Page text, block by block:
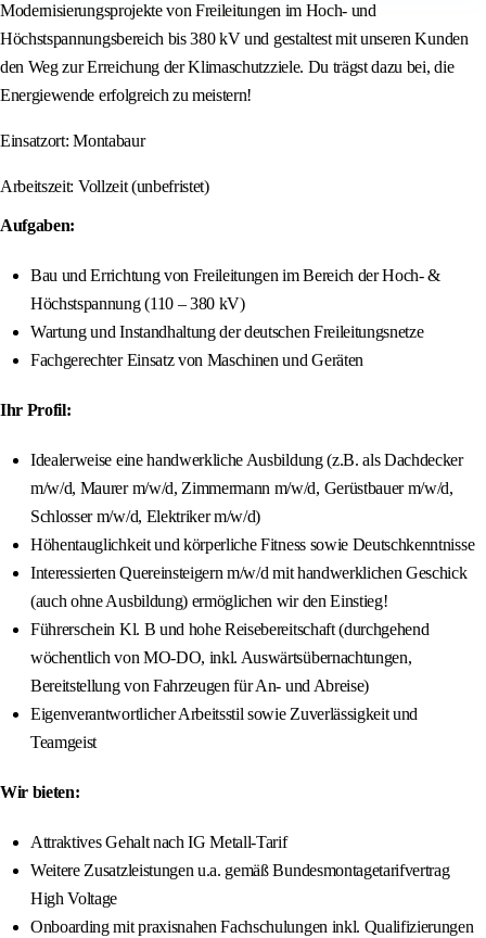
Modernisierungsprojekte von Freileitungen im Hoch- und
Höchstspannungsbereich bis 380 kV und gestaltest mit unseren Kunden
den Weg zur Erreichung der Klimaschutzziele. Du trägst dazu bei, die
Energiewende erfolgreich zu meistern!
Einsatzort: Montabaur
Arbeitszeit: Vollzeit (unbefristet)
Aufgaben:
Bau und Errichtung von Freileitungen im Bereich der Hoch- &
Höchstspannung (110 – 380 kV)
Wartung und Instandhaltung der deutschen Freileitungsnetze
Fachgerechter Einsatz von Maschinen und Geräten
Ihr Profil:
Idealerweise eine handwerkliche Ausbildung (z.B. als Dachdecker
m/w/d, Maurer m/w/d, Zimmermann m/w/d, Gerüstbauer m/w/d,
Schlosser m/w/d, Elektriker m/w/d)
Höhentauglichkeit und körperliche Fitness sowie Deutschkenntnisse
Interessierten Quereinsteigern m/w/d mit handwerklichen Geschick
(auch ohne Ausbildung) ermöglichen wir den Einstieg!
Führerschein Kl. B und hohe Reisebereitschaft (durchgehend
wöchentlich von MO-DO, inkl. Auswärtsübernachtungen,
Bereitstellung von Fahrzeugen für An- und Abreise)
Eigenverantwortlicher Arbeitsstil sowie Zuverlässigkeit und
Teamgeist
Wir bieten:
Attraktives Gehalt nach IG Metall-Tarif
Weitere Zusatzleistungen u.a. gemäß Bundesmontagetarifvertrag
High Voltage
Onboarding mit praxisnahen Fachschulungen inkl. Qualifizierungen